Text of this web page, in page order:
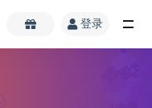
登录